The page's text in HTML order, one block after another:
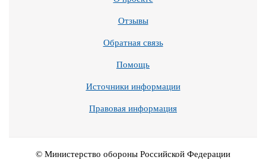
Отзывы
Обратная связь
Помощь
Источники информации
Правовая информация
© Министерство обороны Российской Федерации